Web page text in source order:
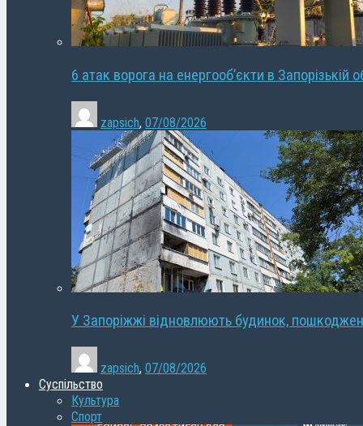
6 атак ворога на енергооб’єкти в Запорізькій
zapsich, 07/08/2026
У Запоріжжі відновлюють будинок,
zapsich, 07/08/2026
Суспільство
Культура
Спорт